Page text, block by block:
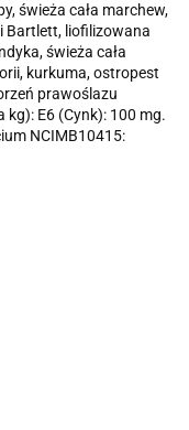
świeża cała marchew,
Bartlett, liofilizowana
świeża cała
kurkuma, ostropest
prawoślazu
kg): E6 (Cynk): 100 mg.
NCIMB10415: